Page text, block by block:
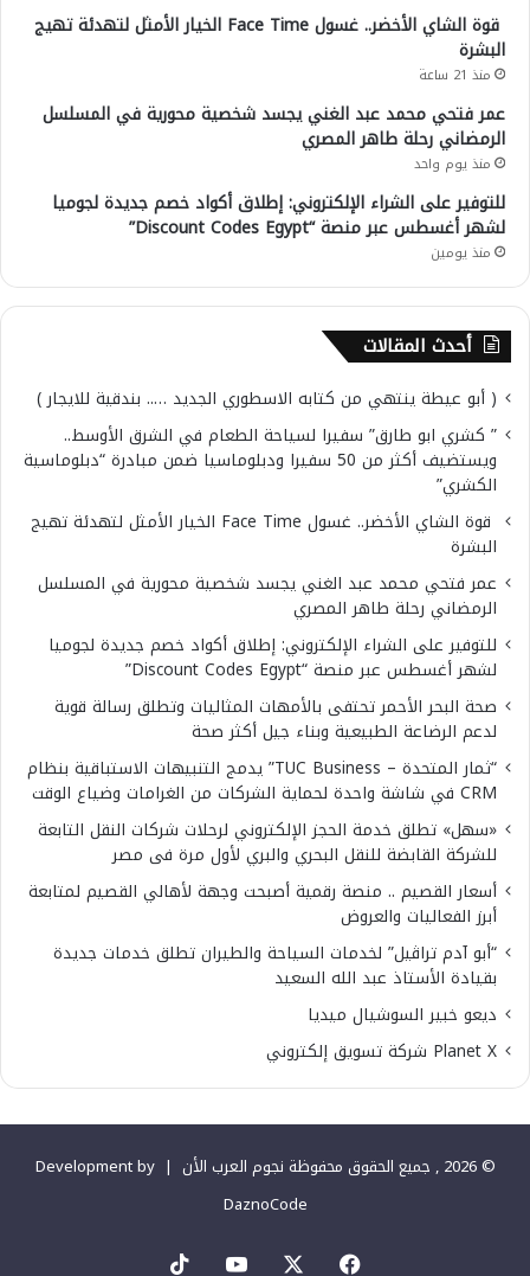
قوة الشاي الأخضر.. غسول Face Time الخيار الأمثل لتهدئة تهيج
البشرة
منذ 21 ساعة
عمر فتحي محمد عبد الغني يجسد شخصية محورية في المسلسل
الرمضاني رحلة طاهر المصري
منذ يوم واحد
للتوفير على الشراء الإلكتروني: إطلاق أكواد خصم جديدة لجوميا
لشهر أغسطس عبر منصة “Discount Codes Egypt”
منذ يومين
أحدث المقالات
( أبو عيطة ينتهي من كتابه الاسطوري الجديد ….. بندقية للايجار )
” كشري ابو طارق” سفيرا لسياحة الطعام في الشرق الأوسط..
ويستضيف أكثر من 50 سفيرا ودبلوماسيا ضمن مبادرة “دبلوماسية
الكشري”
قوة الشاي الأخضر.. غسول Face Time الخيار الأمثل لتهدئة تهيج
البشرة
عمر فتحي محمد عبد الغني يجسد شخصية محورية في المسلسل
الرمضاني رحلة طاهر المصري
للتوفير على الشراء الإلكتروني: إطلاق أكواد خصم جديدة لجوميا
لشهر أغسطس عبر منصة “Discount Codes Egypt”
صحة البحر الأحمر تحتفى بالأمهات المثاليات وتطلق رسالة قوية
لدعم الرضاعة الطبيعية وبناء جيل أكثر صحة
“ثمار المتحدة – TUC Business” يدمج التنبيهات الاستباقية بنظام
CRM في شاشة واحدة لحماية الشركات من الغرامات وضياع الوقت
«سهل» تطلق خدمة الحجز الإلكتروني لرحلات شركات النقل التابعة
للشركة القابضة للنقل البحري والبري لأول مرة فى مصر
أسعار القصيم .. منصة رقمية أصبحت وجهة لأهالي القصيم لمتابعة
أبرز الفعاليات والعروض
“أبو آدم تراڤيل” لخدمات السياحة والطيران تطلق خدمات جديدة
بقيادة الأستاذ عبد الله السعيد
ديعو خبير السوشيال ميديا
Planet X شركة تسويق إلكتروني
© 2026 , جميع الحقوق محفوظة نجوم العرب الأن |
Development by
DaznoCode
فيسبوك ‫YouTube